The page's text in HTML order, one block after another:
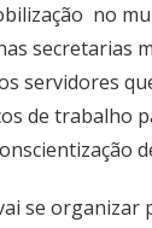
no
secretarias
servidores
de trabalho
se organizar